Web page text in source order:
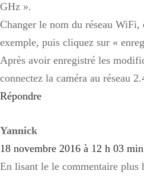
GHz ».
Changer le nom du réseau
exemple, puis cliquez sur «
Après avoir enregistré les
connectez la caméra au réseau
Répondre
Yannick
18 novembre 2016 à 12 h 03 min
En lisant le le commentaire plus